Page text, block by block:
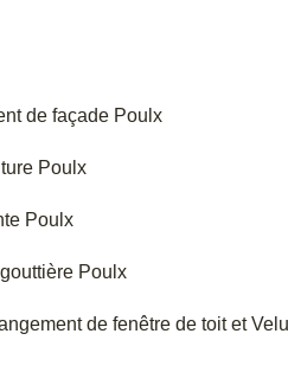
de façade Poulx
Poulx
Poulx
Poulx
de fenêtre de toit et